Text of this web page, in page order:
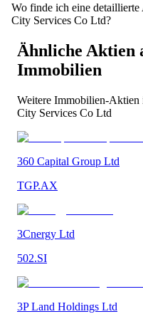
Wo finde ich eine
City Services Co Ltd?
Ähnliche Aktien
Immobilien
Weitere Immobilien-Aktien
City Services Co Ltd
360 Capital Group Ltd
TGP.AX
3Cnergy Ltd
502.SI
3P Land Holdings Ltd